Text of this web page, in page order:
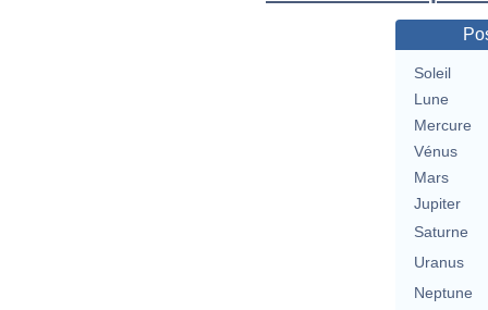
Soleil
Lune
Mercure
Vénus
Mars
Jupiter
Saturne
Uranus
Neptune